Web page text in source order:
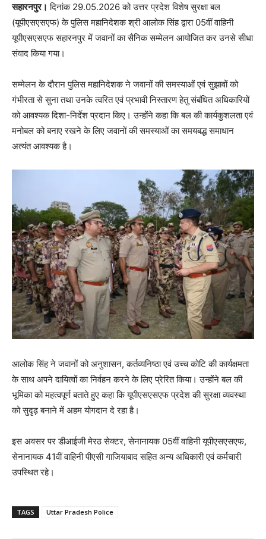
सहारनपुर। दिनांक 29.05.2026 को उत्तर प्रदेश विशेष सुरक्षा बल
(यूपीएसएसएफ) के पुलिस महानिदेशक श्री आलोक सिंह द्वारा 05वीं वाहिनी
यूपीएसएसएफ सहारनपुर में जवानों का सैनिक सम्मेलन आयोजित कर उनसे सीधा
संवाद किया गया।
सम्मेलन के दौरान पुलिस महानिदेशक ने जवानों की समस्याओं एवं सुझावों को
गंभीरता से सुना तथा उनके त्वरित एवं प्रभावी निस्तारण हेतु संबंधित अधिकारियों
को आवश्यक दिशा-निर्देश प्रदान किए। उन्होंने कहा कि बल की कार्यकुशलता एवं
मनोबल को बनाए रखने के लिए जवानों की समस्याओं का समयबद्ध समाधान
अत्यंत आवश्यक है।
आलोक सिंह ने जवानों को अनुशासन, कर्तव्यनिष्ठा एवं उच्च कोटि की कार्यक्षमता
के साथ अपने दायित्वों का निर्वहन करने के लिए प्रेरित किया। उन्होंने बल की
भूमिका को महत्वपूर्ण बताते हुए कहा कि यूपीएसएसएफ प्रदेश की सुरक्षा व्यवस्था
को सुदृढ़ बनाने में अहम योगदान दे रहा है।
इस अवसर पर डीआईजी मेरठ सेक्टर, सेनानायक 05वीं वाहिनी यूपीएसएसएफ,
सेनानायक 41वीं वाहिनी पीएसी गाजियाबाद सहित अन्य अधिकारी एवं कर्मचारी
उपस्थित रहे।
TAGS Uttar Pradesh Police